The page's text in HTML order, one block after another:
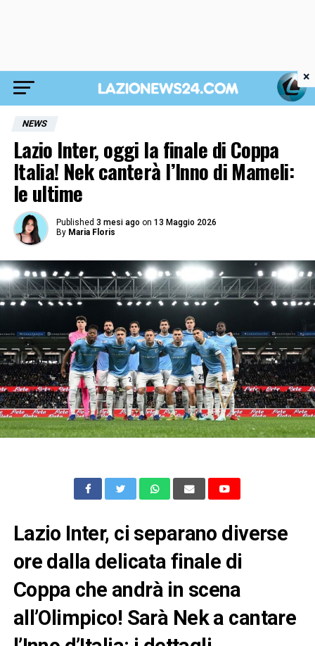
NEWS
Lazio Inter, oggi la finale di Coppa
Italia! Nek canterà l’Inno di Mameli:
le ultime
Published 3 mesi ago on 13 Maggio 2026
By Maria Floris
Lazio Inter, ci separano diverse
ore dalla delicata finale di
Coppa che andrà in scena
all’Olimpico! Sarà Nek a cantare
×